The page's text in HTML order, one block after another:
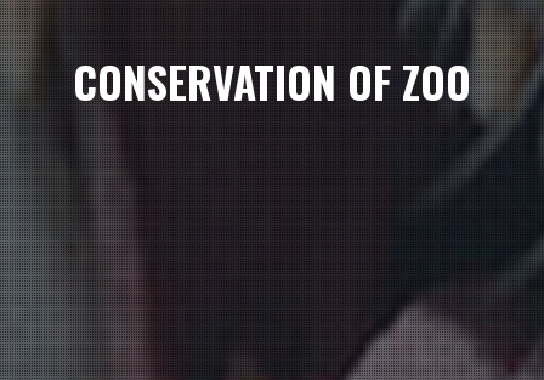
CONSERVATION OF ZOO